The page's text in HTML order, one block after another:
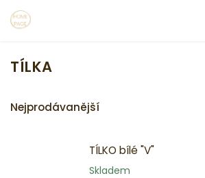
TÍLKA
Nejprodávanější
TÍLKO bílé "V"
Skladem